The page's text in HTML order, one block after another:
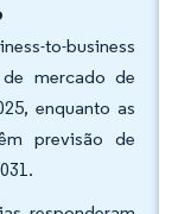
to-business
mercado de
enquanto as
previsão de